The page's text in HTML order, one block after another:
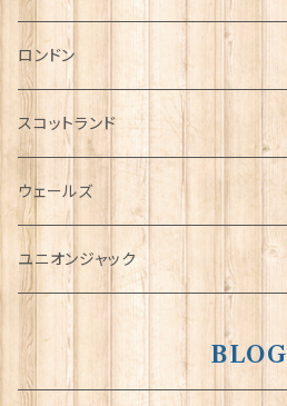
チャーム
犬グッズ
傘
指貫(シンブル)
ロンドン
スコットランド
ウェールズ
ユニオンジャック
BLOG